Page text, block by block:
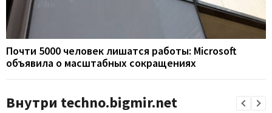
Почти 5000 человек лишатся работы: Microsoft
объявила о масштабных сокращениях
Внутри techno.bigmir.net